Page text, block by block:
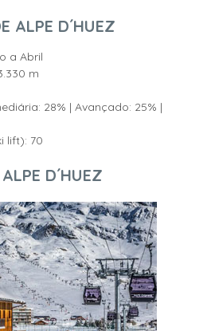
ALPE D´HUEZ
a Abril
m
28% | Avançado: 25% |
lift): 70
D´HUEZ